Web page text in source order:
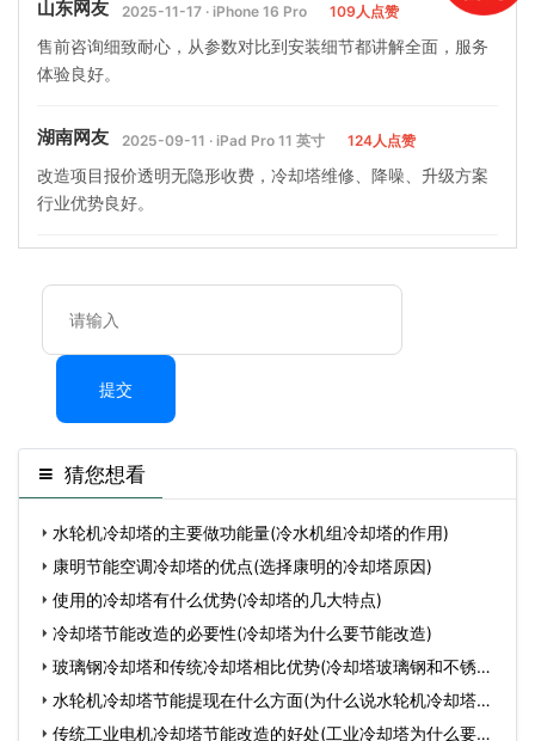
山东网友 2025-11-17 · iPhone 16 Pro 109人点赞
售前咨询细致耐心，从参数对比到安装细节都讲解全面，服务
体验良好。
湖南网友 2025-09-11 · iPad Pro 11 英寸 124人点赞
改造项目报价透明无隐形收费，冷却塔维修、降噪、升级方案
行业优势良好。
提交
猜您想看
水轮机冷却塔的主要做功能量(冷水机组冷却塔的作用)
康明节能空调冷却塔的优点(选择康明的冷却塔原因)
使用的冷却塔有什么优势(冷却塔的几大特点)
冷却塔节能改造的必要性(冷却塔为什么要节能改造)
玻璃钢冷却塔和传统冷却塔相比优势(冷却塔玻璃钢和不锈钢
的 水轮机冷却塔节能提现在什么方面(为什么说水轮机冷却塔对
节 传统工业电机冷却塔节能改造的好处(工业冷却塔为什么要改